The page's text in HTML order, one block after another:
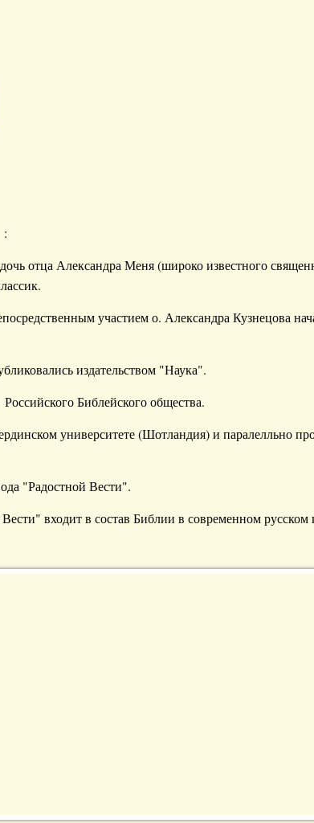
:
отца Александра Меня (широко известного
участием о. Александра Кузнецова
издательством "Наука".
Библейского общества.
университете (Шотландия) и паралелльно
"Радостной Вести".
входит в состав Библии в современном русском